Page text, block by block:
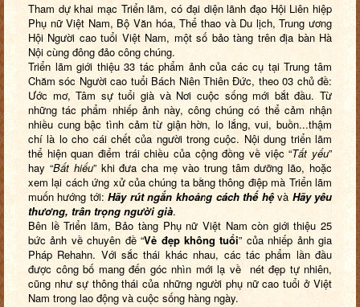
Tham dự khai mạc Triển lãm, có đại diện lãnh đạo Hội Liên hiệp
Phụ nữ Việt Nam, Bộ Văn hóa, Thể thao và Du lịch, Trung ương
Hội Người cao tuổi Việt Nam, một số bảo tàng trên địa bàn Hà
Nội cùng đông đảo công chúng.
Triển lãm giới thiệu 33 tác phẩm ảnh của các cụ tại Trung tâm
Chăm sóc Người cao tuổi Bách Niên Thiên Đức, theo 03 chủ đề:
Ước mơ, Tâm sự tuổi già và Nơi cuộc sống mới bắt đầu. Từ
những tác phẩm nhiếp ảnh này, công chúng có thể cảm nhận
nhiều cung bậc tình cảm từ giận hờn, lo lắng, vui, buồn...thậm
chí là lo cho cái chết của người trong cuộc. Nội dung triển lãm
thể hiện quan điểm trái chiều của cộng đồng về việc “Tất yếu”
hay “Bất hiếu” khi đưa cha mẹ vào trung tâm dưỡng lão, hoặc
xem lại cách ứng xử của chúng ta bằng thông điệp mà Triển lãm
muốn hướng tới:Hãy rút ngắn khoảng cách thế hệvà Hãy yêu
thương, trân trọng người già.
Bên lề Triển lãm, Bảo tàng Phụ nữ Việt Nam còn giới thiệu 25
bức ảnh về chuyên đề “Vẻ đẹp không tuổi” của nhiếp ảnh gia
Pháp Rehahn. Với sắc thái khác nhau, các tác phẩm lần đầu
được công bố mang đến góc nhìn mới lạ về nét đẹp tự nhiên,
cũng như sự thông thái của những người phụ nữ cao tuổi ở Việt
Nam trong lao động và cuộc sống hàng ngày.